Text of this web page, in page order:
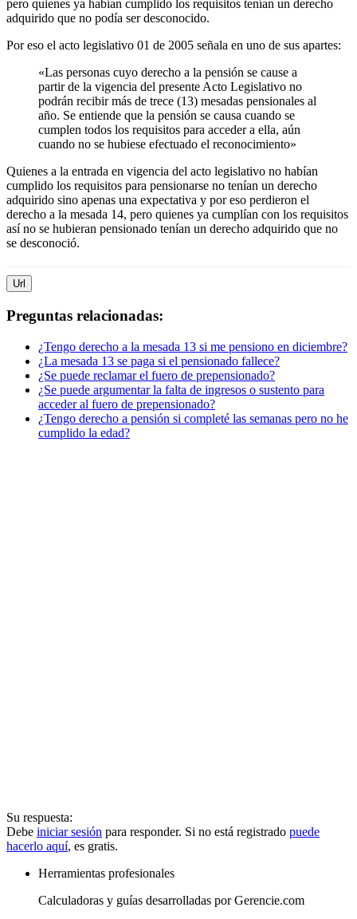
pero quienes ya habían cumplido los requisitos tenían un derecho
adquirido que no podía ser desconocido.
Por eso el acto legislativo 01 de 2005 señala en uno de sus apartes:
«Las personas cuyo derecho a la pensión se cause a
partir de la vigencia del presente Acto Legislativo no
podrán recibir más de trece (13) mesadas pensionales al
año. Se entiende que la pensión se causa cuando se
cumplen todos los requisitos para acceder a ella, aún
cuando no se hubiese efectuado el reconocimiento»
Quienes a la entrada en vigencia del acto legislativo no habían
cumplido los requisitos para pensionarse no tenían un derecho
adquirido sino apenas una expectativa y por eso perdieron el
derecho a la mesada 14, pero quienes ya cumplían con los requisitos
así no se hubieran pensionado tenían un derecho adquirido que no
se desconoció.
Url
Preguntas relacionadas:
¿Tengo derecho a la mesada 13 si me pensiono en diciembre?
¿La mesada 13 se paga si el pensionado fallece?
¿Se puede reclamar el fuero de prepensionado?
¿Se puede argumentar la falta de ingresos o sustento para
acceder al fuero de prepensionado?
¿Tengo derecho a pensión si completé las semanas pero no he
cumplido la edad?
Su respuesta:
Debe iniciar sesión para responder. Si no está registrado puede
hacerlo aquí, es gratis.
Herramientas profesionales
Calculadoras y guías desarrolladas por Gerencie.com